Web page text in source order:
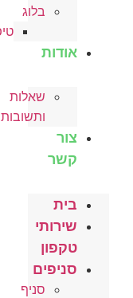
בלוג
אודות
שאלות
ותשובות
צור
קשר
בית
שירותי
טקפון
סניפים
סניף